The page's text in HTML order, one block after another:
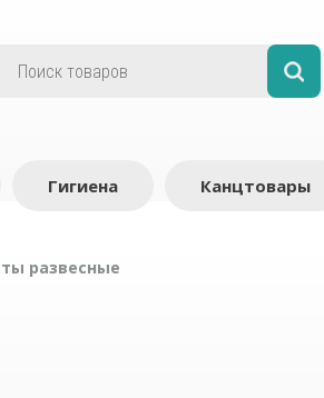
Гигиена Канцтовары
развесные